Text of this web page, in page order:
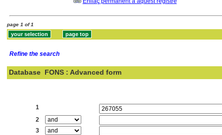
page 1 of 1
Refine the search
Database FONS : Advanced form
1
2
3